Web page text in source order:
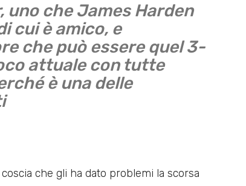
uno che James Harden
cui è amico, e
che può essere quel 3-
attuale con tutte
è una delle
che gli ha dato problemi la scorsa